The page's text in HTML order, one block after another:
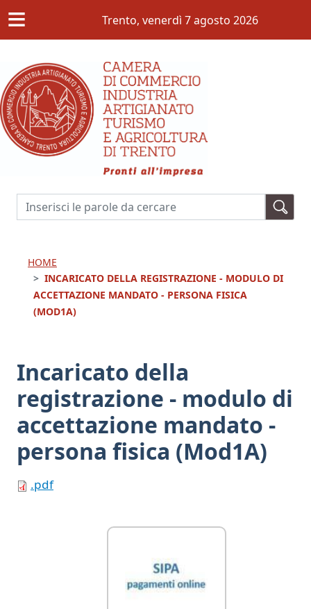
≡ Trento, venerdì 7 agosto 2026
Cerca
HOME
INCARICATO DELLA REGISTRAZIONE - MODULO DI
ACCETTAZIONE MANDATO - PERSONA FISICA
(MOD1A)
Incaricato della
registrazione - modulo di
accettazione mandato -
persona fisica (Mod1A)
.pdf